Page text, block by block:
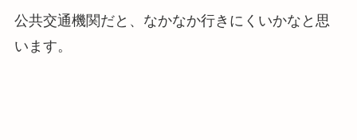
公共交通機関だと、なかなか行きにくいかなと思
います。